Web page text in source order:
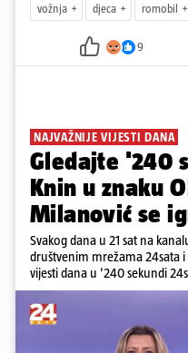
vožnja djeca romobil
9
NAJVAŽNIJE VIJESTI DANA
Gledajte '240
Knin u znaku
Milanović se
Svakog dana u 21 sat na
društvenim mrežama 24sata
vijesti dana u '240 sekundi
Krnetić: Hrvatska je obilježila
privuklo ignoriranje
Andreja Plenkovića u Kninu.
braniteljskim mirovinama,